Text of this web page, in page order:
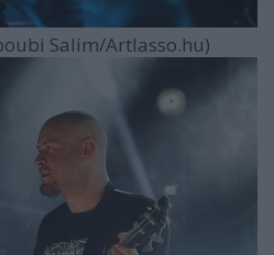
Salim/Artlasso.hu)